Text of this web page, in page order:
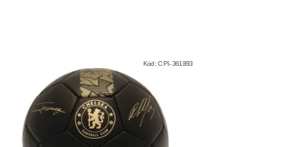
Kód:CPI-361893